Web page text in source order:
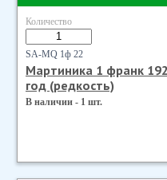
Количество
SA-MQ 1ф 22
Мартиника 1 франк
год (редкость)
В наличии - 1 шт.